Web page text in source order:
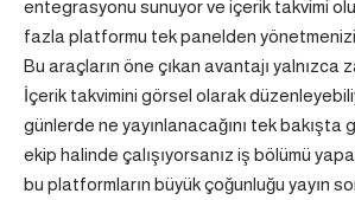
entegrasyonu sunuyor ve içerik takvimi
fazla platformu tek panelden yönetmenizi
Bu araçların öne çıkan avantajı yalnızca
İçerik takvimini görsel olarak
günlerde ne yayınlanacağını tek bakışta
ekip halinde çalışıyorsanız iş bölümü
bu platformların büyük çoğunluğu yayın